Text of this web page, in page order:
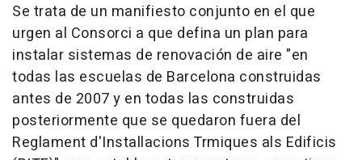
Se trata de un manifiesto conjunto en el que
urgen al Consorci a que defina un plan para
instalar sistemas de renovación de aire "en
todas las escuelas de Barcelona construidas
antes de 2007 y en todas las construidas
posteriormente que se quedaron fuera del
Reglament d'Installacions Trmiques als Edificis